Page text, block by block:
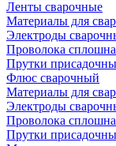
Ленты сварочные
Материалы для
Электроды
Проволока
Прутки
Флюс сварочный
Материалы для
Электроды
Проволока
Прутки